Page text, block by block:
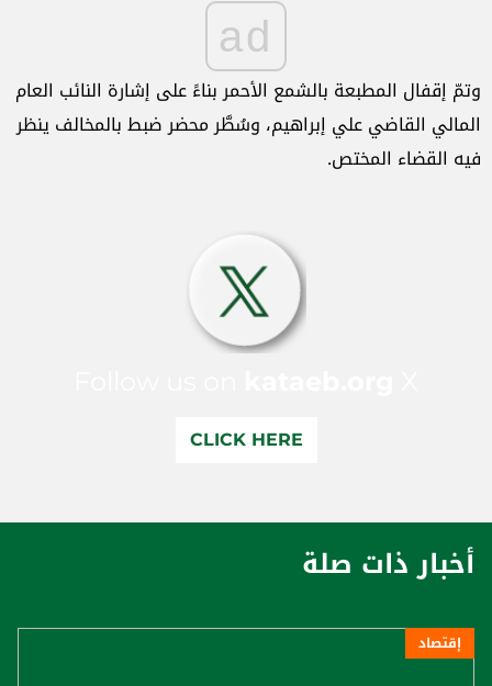
ad
وتمّ إقفال المطبعة بالشمع الأحمر بناءً على إشارة النائب العام
المالي القاضي علي إبراهيم، وسُطَّر محضر ضبط بالمخالف ينظر
فيه القضاء المختص.
CLICK HERE
أخبار ذات صلة
إقتصاد